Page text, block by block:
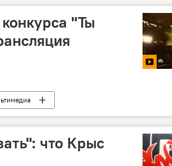
"Ты
Весь мир
Эдгарс Гропе
что Крыс